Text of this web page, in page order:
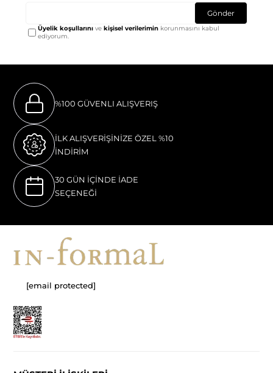
Gönder
Üyelik koşullarını vekişisel verilerimin korunmasını kabul
ediyorum.
%100 GÜVENLI ALIŞVERIŞ
İLK ALIŞVERİŞİNİZE ÖZEL %10
İNDİRİM
30 GÜN İÇİNDE İADE
SEÇENEĞİ
[email protected]